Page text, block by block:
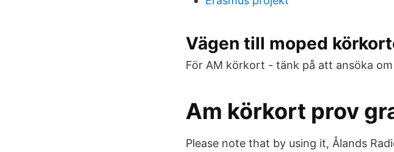
Vägen till moped
För AM körkort - tänk på att ansöka
Am körkort prov
Please note that by using it, Ålands